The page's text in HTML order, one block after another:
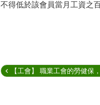
不得低於該會員當月工資之
【工會】 職業工會的勞健保，